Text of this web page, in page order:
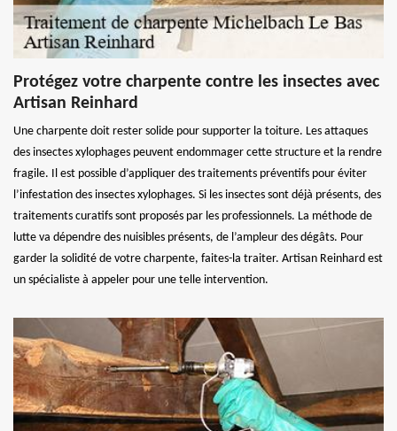
Protégez votre charpente contre les insectes avec
Artisan Reinhard
Une charpente doit rester solide pour supporter la toiture. Les attaques
des insectes xylophages peuvent endommager cette structure et la rendre
fragile. Il est possible d’appliquer des traitements préventifs pour éviter
l’infestation des insectes xylophages. Si les insectes sont déjà présents, des
traitements curatifs sont proposés par les professionnels. La méthode de
lutte va dépendre des nuisibles présents, de l’ampleur des dégâts. Pour
garder la solidité de votre charpente, faites-la traiter. Artisan Reinhard est
un spécialiste à appeler pour une telle intervention.